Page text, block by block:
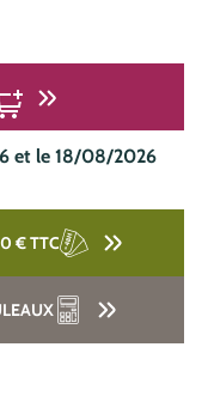
et le 18/08/2026
€TTC